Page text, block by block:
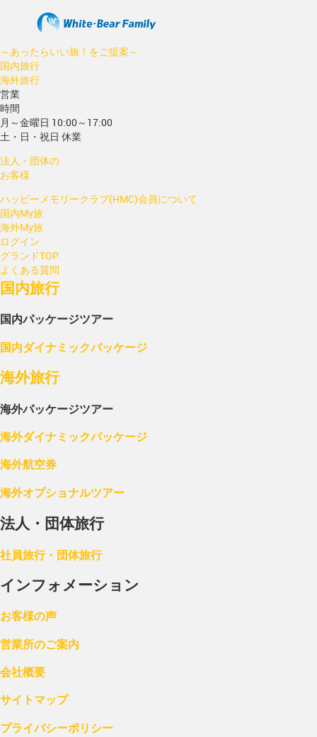
～あったらいい旅！をご提案～
国内旅行
海外旅行
営業
時間
月～金曜日 10:00～17:00
土・日・祝日 休業
法人・団体の
お客様
ハッピーメモリークラブ(HMC)会員について
国内My旅
海外My旅
ログイン
グランドTOP
よくある質問
国内旅行
国内パッケージツアー
国内ダイナミックパッケージ
海外旅行
海外パッケージツアー
海外ダイナミックパッケージ
海外航空券
海外オプショナルツアー
法人・団体旅行
社員旅行・団体旅行
インフォメーション
お客様の声
営業所のご案内
会社概要
サイトマップ
プライバシーポリシー